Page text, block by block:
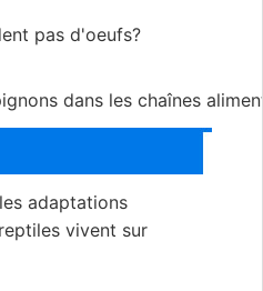
pas d'oeufs?
dans les chaînes
adaptations
vivent sur